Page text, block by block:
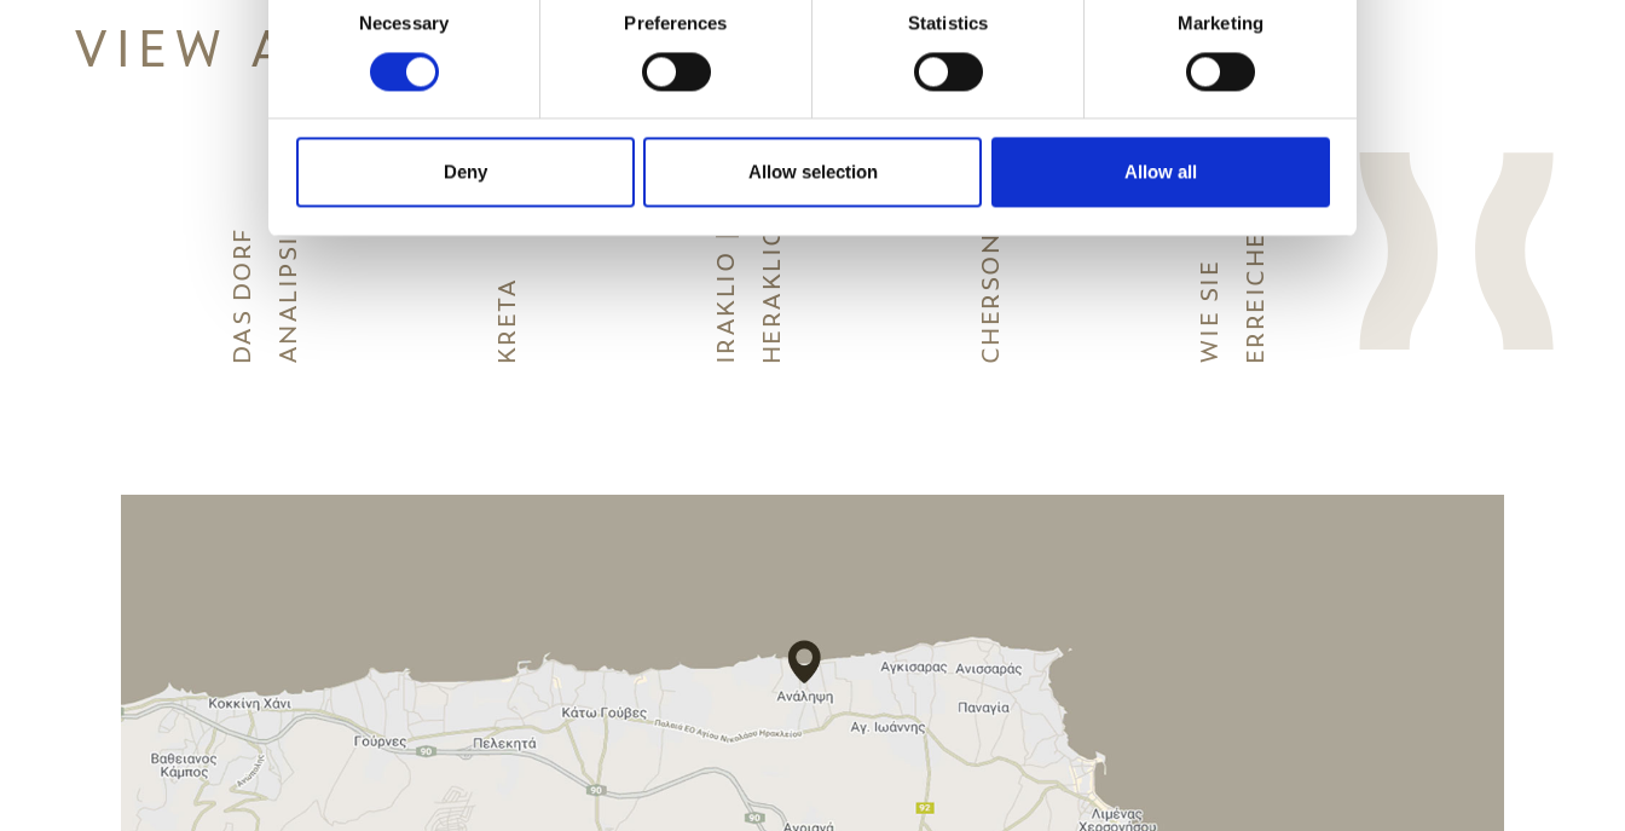
Necessary Preferences Statistics Marketing
Deny Allow selection Allow all
VIEW ALSO
D
A
S
D
O
R
F
A
N
A
L
I
P
SI KRETA I
R
A
K
L
I
O
|
H
E
R
A
K
L
I
ON CHERSONISSOS W
I
E
S
I
E
E
R
R
E
I
C
H
EN